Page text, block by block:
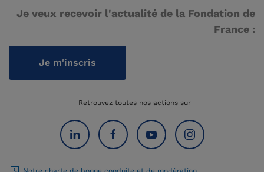
Je veux recevoir l'actualité de la Fondation de
France :
Je m'inscris
Retrouvez toutes nos actions sur